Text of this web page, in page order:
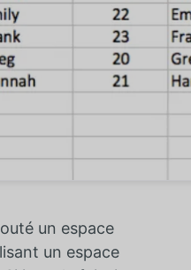
un espace
un espace